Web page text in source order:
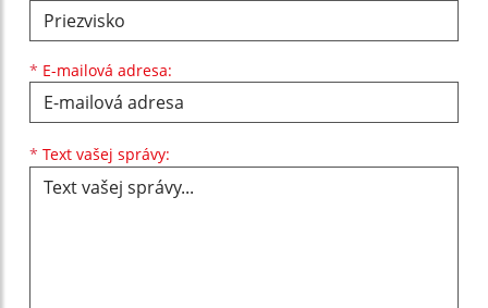
* E-mailová adresa:
* Text vašej správy: